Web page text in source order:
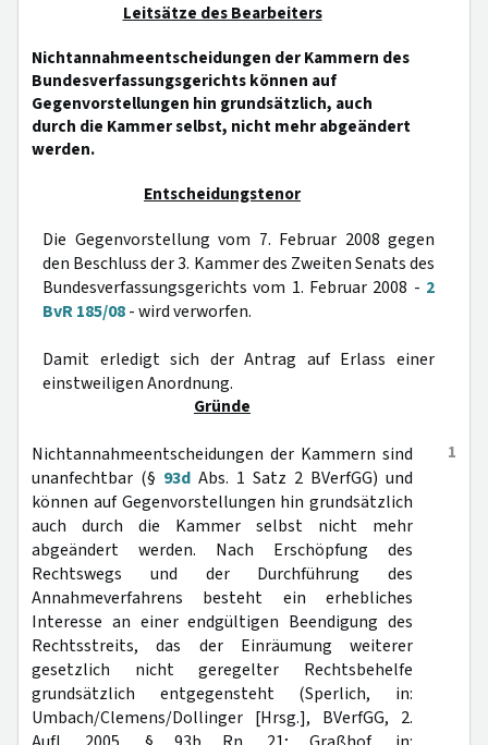
Leitsätze des Bearbeiters
Nichtannahmeentscheidungen der Kammern des
Bundesverfassungsgerichts können auf
Gegenvorstellungen hin grundsätzlich, auch
durch die Kammer selbst, nicht mehr abgeändert
werden.
Entscheidungstenor
Die Gegenvorstellung vom 7. Februar 2008 gegen
den Beschluss der 3. Kammer des Zweiten Senats des
Bundesverfassungsgerichts vom 1. Februar 2008 - 2
BvR 185/08- wird verworfen.
Damit erledigt sich der Antrag auf Erlass einer
einstweiligen Anordnung.
Gründe
1
Nichtannahmeentscheidungen der Kammern sind
unanfechtbar (§ 93d Abs. 1 Satz 2 BVerfGG) und
können auf Gegenvorstellungen hin grundsätzlich
auch durch die Kammer selbst nicht mehr
abgeändert werden. Nach Erschöpfung des
Rechtswegs und der Durchführung des
Annahmeverfahrens besteht ein erhebliches
Interesse an einer endgültigen Beendigung des
Rechtsstreits, das der Einräumung weiterer
gesetzlich nicht geregelter Rechtsbehelfe
grundsätzlich entgegensteht (Sperlich, in:
Umbach/Clemens/Dollinger [Hrsg.], BVerfGG, 2.